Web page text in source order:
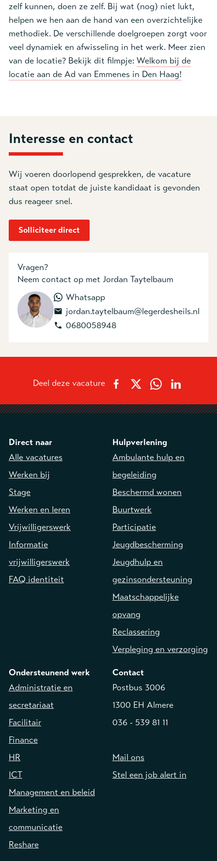
zelf kunnen, doen ze zelf. Bij wat (nog) niet lukt,
helpen we hen aan de hand van een overzichtelijke
methodiek. De verschillende doelgroepen zorgt voor
veel dynamiek en afwisseling in het werk. Meer zien
van de locatie? Bekijk dit filmpje: Welkom bij de
locatie aan de Ad van Emmenes in Den Haag!
Interesse en contact
Wij voeren doorlopend gesprekken, de vacature
staat open totdat de juiste kandidaat is gevonden
dus reageer snel.
Solliciteer direct
Vragen?
Neem contact op met Jordan Taytelbaum
Whatsapp
(opent in nieuw tabblad)
jordan.taytelbaum@legerdesheils.nl
0680058948
Deel deze vacature
Direct naar
Alle vacatures
Werken bij
Stage
Werken en leren
Vrijwilligerswerk
Informatie
vrijwilligerswerk
FAQ identiteit
Hulpverlening
Ambulante hulp en
begeleiding
Beschermd wonen
Buurtwerk
Participatie
Jeugdbescherming
Jeugdhulp en
gezinsondersteuning
Maatschappelijke
opvang
Reclassering
Verpleging en verzorging
Ondersteunend werk
Administratie en
secretariaat
Facilitair
Finance
HR
ICT
Management en beleid
Marketing en
communicatie
Reshare
Contact
Postbus 3006
1300 EH Almere
036 - 539 81 11
Mail ons
Stel een job alert in